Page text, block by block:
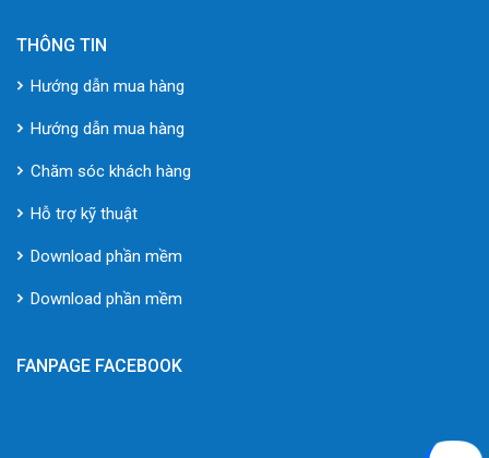
THÔNG TIN
Hướng dẫn mua hàng
Hướng dẫn mua hàng
Chăm sóc khách hàng
Hỗ trợ kỹ thuật
Download phần mềm
Download phần mềm
FANPAGE FACEBOOK